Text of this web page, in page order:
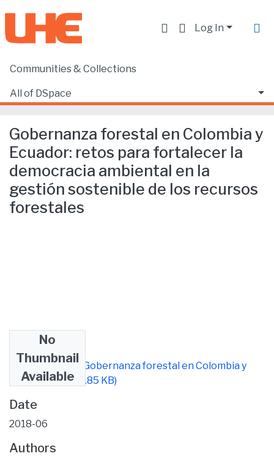
Log In
Communities & Collections
All of DSpace
Home
Gobernanza forestal en Colombia y Ecuador: retos para fortalecer la democracia ambiental en la gestión sostenible de los recursos forestales
Gobernanza forestal en Colombia y
Ecuador: retos para fortalecer la
democracia ambiental en la
gestión sostenible de los recursos
forestales
No
Thumbnail
Available
PUB ARTICULO Gobernanza forestal en Colombia y
Ecuador.pdf(386.85 KB)
Date
2018-06
Authors